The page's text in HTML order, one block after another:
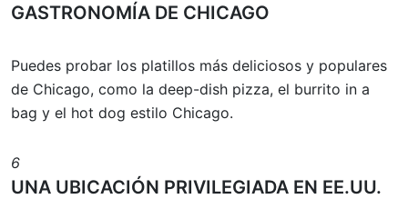
GASTRONOMÍA DE CHICAGO
Puedes probar los platillos más deliciosos y populares
de Chicago, como la deep-dish pizza, el burrito in a
bag y el hot dog estilo Chicago.
6
UNA UBICACIÓN PRIVILEGIADA EN EE.UU.